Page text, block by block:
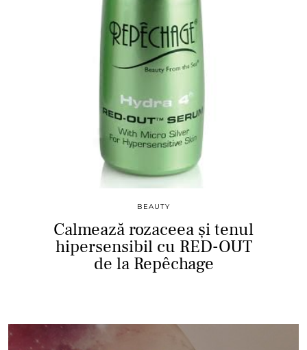
BEAUTY
Calmează rozaceea și tenul
hipersensibil cu RED-OUT
de la Repêchage